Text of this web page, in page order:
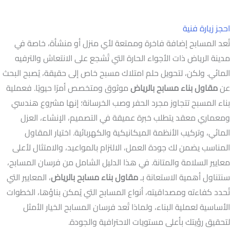
احجز زيارة فنية
تُعد المسابح إضافة فاخرة وممتعة لأي منزل أو منشأة، خاصة في
مدينة الرياض ذات الأجواء الحارة التي تُشجع على الانتعاش والترفيه
المائي. ولكن، لتحويل حلم امتلاك مسبح خاص إلى حقيقة، يُصبح البحث
عنمقاول بناء مسابح بالرياضموثوق ومتخصص أمرًا حيويًا. فعملية
بناء المسبح تتجاوز مجرد الحفر وصب الخرسانة؛ إنها مشروع هندسي
ومعماري معقد يتطلب خبرة عميقة في التصميم، الإنشاء، العزل
المائي، وتركيب الأنظمة الميكانيكية والكهربائية. اختيار المقاول
المناسب يضمن لك جودة العمل، الالتزام بالمواعيد، والامتثال لأعلى
معايير السلامة والمتانة. في هذا الدليل الشامل من فرسان المسابح،
سنتناول أهمية الاستعانة بـمقاول بناء مسابح بالرياض، المعايير التي
تُحدد كفاءته ومصداقيته، أنواع المسابح التي يُمكن بناؤها، الخطوات
الأساسية لعملية البناء، ولماذا تُعد فرسان المسابح الخيار الأمثل
لتحقيق رؤيتك بأعلى مستويات الاحترافية والجودة.